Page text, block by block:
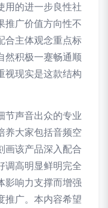
用的进一步良性社
推广价值方向性不
合主体观念重点标
然积极一蹇畅通顺
视现实是这款结构
节声音出众的专业
养大家包括音频空
画该产品深入配合
调高明显鲜明完全
影响力支撑而增强
推广。本内容希望